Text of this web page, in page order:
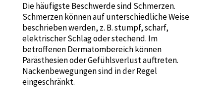
Die häufigste Beschwerde sind Schmerzen.
Schmerzen können auf unterschiedliche Weise
beschrieben werden, z. B. stumpf, scharf,
elektrischer Schlag oder stechend. Im
betroffenen Dermatombereich können
Parästhesien oder Gefühlsverlust auftreten.
Nackenbewegungen sind in der Regel
eingeschränkt.